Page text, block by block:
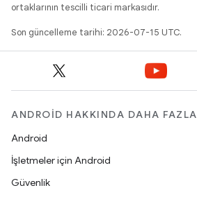
ortaklarının tescilli ticari markasıdır.
Son güncelleme tarihi: 2026-07-15 UTC.
ANDROID HAKKINDA DAHA FAZLA
Android
İşletmeler için Android
Güvenlik